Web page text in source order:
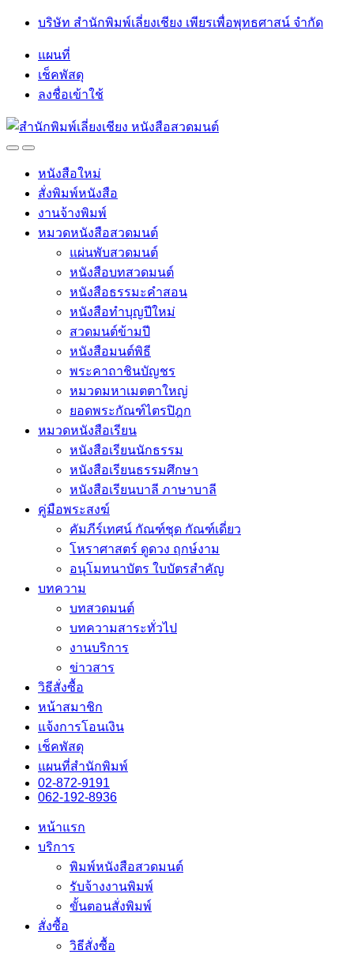
Skip
navigation
Skip
บริษัท สำนักพิมพ์เลี่ยงเชียง เพียรเพื่อพุทธศาสน์ จำกัด
แผนที่
เช็คพัสดุ
ลงชื่อเข้าใช้
OpenClose
หนังสือใหม่
สั่งพิมพ์หนังสือ
งานจ้างพิมพ์
หมวดหนังสือสวดมนต์
แผ่นพับสวดมนต์
หนังสือบทสวดมนต์
หนังสือธรรมะคำสอน
หนังสือทำบุญปีใหม่
สวดมนต์ข้ามปี
หนังสือมนต์พิธี
พระคาถาชินบัญชร
หมวดมหาเมตตาใหญ่
ยอดพระกัณฑ์ไตรปิฎก
หมวดหนังสือเรียน
หนังสือเรียนนักธรรม
หนังสือเรียนธรรมศึกษา
หนังสือเรียนบาลี ภาษาบาลี
คู่มือพระสงฆ์
คัมภีร์เทศน์ กัณฑ์ชุด กัณฑ์เดี่ยว
โหราศาสตร์ ดูดวง ฤกษ์งาม
อนุโมทนาบัตร ใบบัตรสำคัญ
บทความ
บทสวดมนต์
บทความสาระทั่วไป
งานบริการ
ข่าวสาร
วิธีสั่งซื้อ
หน้าสมาชิก
แจ้งการโอนเงิน
เช็คพัสดุ
แผนที่สำนักพิมพ์
02-872-9191
062-192-8936
หน้าแรก
บริการ
พิมพ์หนังสือสวดมนต์
รับจ้างงานพิมพ์
ขั้นตอนสั่งพิมพ์
สั่งซื้อ
วิธีสั่งซื้อ